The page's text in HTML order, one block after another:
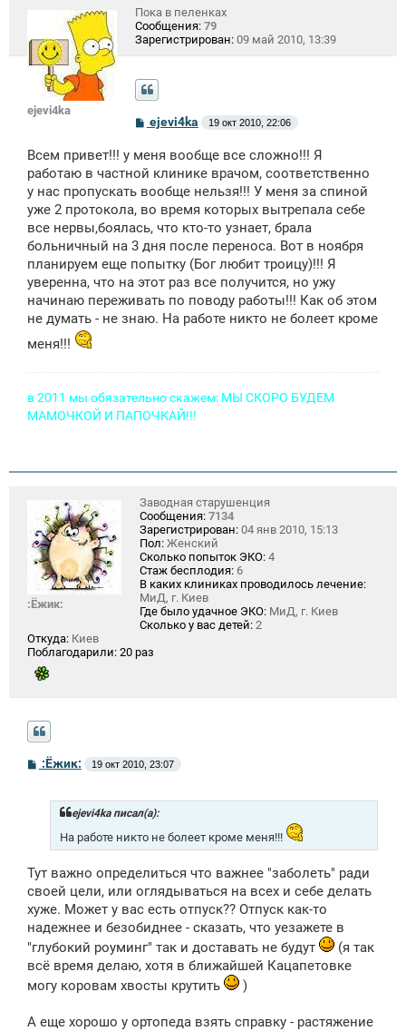
ejevi4ka
Пока в пеленках
Сообщения: 79
Зарегистрирован: 09 май 2010, 13:39
С
о
б
щ
н
и
ejevi4ka 19 окт 2010, 22:06
Всем привет!!! у меня вообще все сложно!!! Я
работаю в частной клинике врачом, соответственно
у нас пропускать вообще нельзя!!! У меня за спиной
уже 2 протокола, во время которых вытрепала себе
все нервы,боялась, что кто-то узнает, брала
больничный на 3 дня после переноса. Вот в ноября
планируем еще попытку (Бог любит троицу)!!! Я
уверенна, что на этот раз все получится, но ужу
начинаю переживать по поводу работы!!! Как об этом
не думать - не знаю. На работе никто не болеет кроме
меня!!!
в 2011 мы обязательно скажем: МЫ СКОРО БУДЕМ
МАМОЧКОЙ И ПАПОЧКАЙ!!!
:Ёжик:
Заводная старушенция
Сообщения: 7134
Зарегистрирован: 04 янв 2010, 15:13
Пол: Женский
Сколько попыток ЭКО: 4
Стаж бесплодия: 6
В каких клиниках проводилось лечение:
МиД, г. Киев
Где было удачное ЭКО: МиД, г. Киев
Сколько у вас детей: 2
Откуда: Киев
Поблагодарили: 20 раз
С
о
:Ёжик: 19 окт 2010, 23:07
ejevi4ka писал(а):
На работе никто не болеет кроме меня!!!
Тут важно определиться что важнее "заболеть" ради
своей цели, или оглядываться на всех и себе делать
хуже. Может у вас есть отпуск?? Отпуск как-то
надежнее и безобиднее - сказать, что уезажете в
"глубокий роуминг" так и доставать не будут
(я так
всё время делаю, хотя в ближайшей Кацапетовке
могу коровам хвосты крутить
)
А еще хорошо у ортопеда взять справку - растяжение